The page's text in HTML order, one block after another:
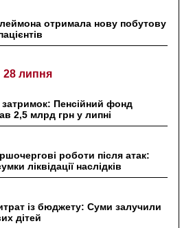
отримала нову побутову
28 липня
затримок: Пенсійний фонд
2,5 млрд грн у липні
роботи після атак:
ліквідації наслідків
із бюджету: Суми залучили
дітей